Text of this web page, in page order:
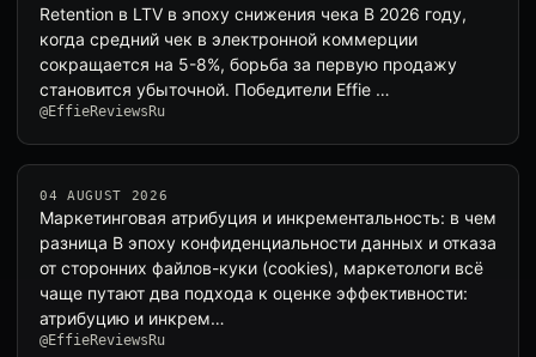
Retention в LTV в эпоху снижения чека В 2026 году,
когда средний чек в электронной коммерции
сокращается на 5-8%, борьба за первую продажу
становится убыточной. Победители Effie …
@EffieReviewsRu
04 AUGUST 2026
Маркетинговая атрибуция и инкрементальность: в чем
разница В эпоху конфиденциальности данных и отказа
от сторонних файлов-куки (cookies), маркетологи всё
чаще путают два подхода к оценке эффективности:
атрибуцию и инкрем…
@EffieReviewsRu